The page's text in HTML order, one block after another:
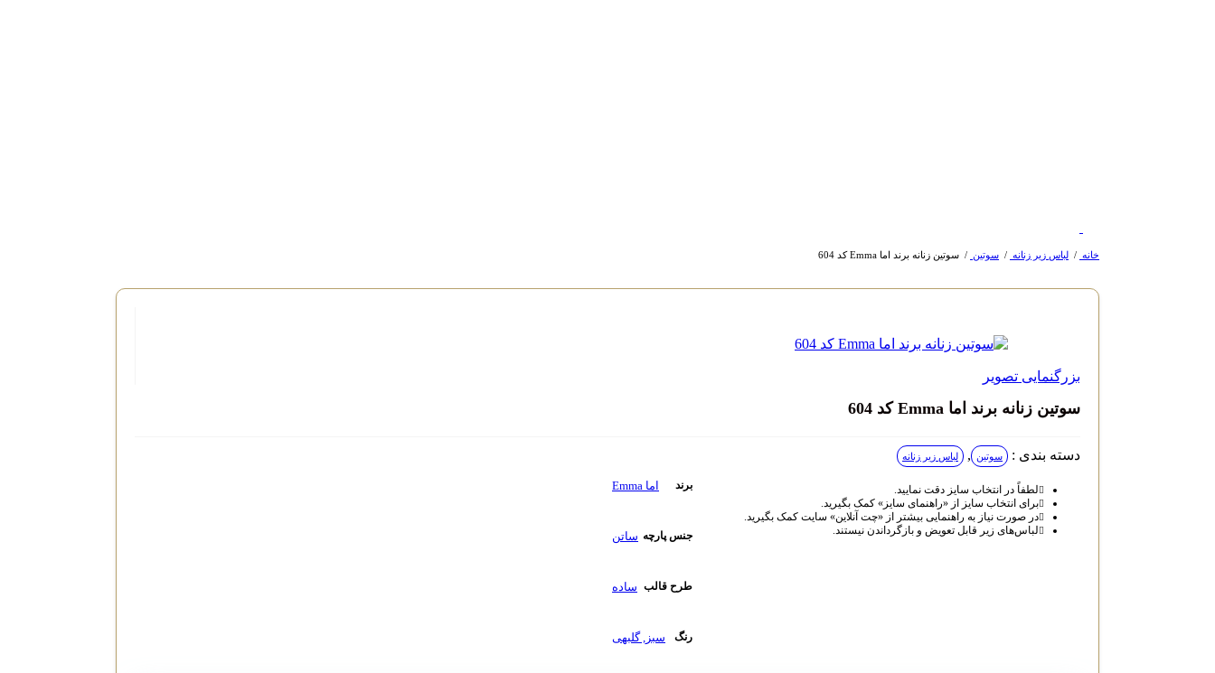
خانه / لباس زیر زنانه / سوتین / سوتین زنانه برند اما Emma کد 604
بزرگنمایی تصویر
سوتین زنانه برند اما Emma کد 604
دسته بندی : سوتین , لباس زیر زنانه
لطفاً در انتخاب سایز دقت نمایید.
برای انتخاب سایز از «راهنمای سایز» کمک بگیرید.
در صورت نیاز به راهنمایی بیشتر از «چت آنلاین» سایت کمک بگیرید.
لباس‌های زیر قابل تعویض و بازگرداندن نیستند.
برند اما Emma
جنس پارچه ساتن
طرح قالب ساده
رنگ سبز ,گلبهی